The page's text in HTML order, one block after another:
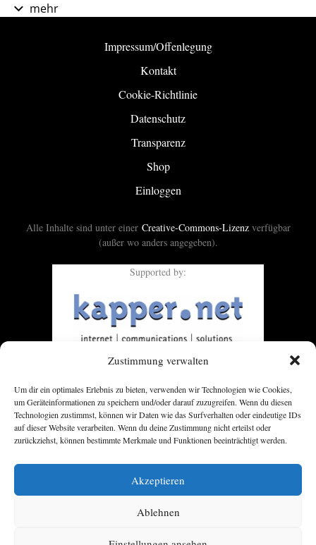
Zustimmung verwalten
Um dir ein optimales Erlebnis zu bieten, verwenden wir Technologien wie Cookies,
um Geräteinformationen zu speichern und/oder darauf zuzugreifen. Wenn du diesen
Technologien zustimmst, können wir Daten wie das Surfverhalten oder eindeutige IDs
auf dieser Website verarbeiten. Wenn du deine Zustimmung nicht erteilst oder
zurückziehst, können bestimmte Merkmale und Funktionen beeinträchtigt werden.
Akzeptieren
Ablehnen
mehr
Impressum/Offenlegung
Kontakt
Cookie-Richtlinie
Datenschutz
Transparenz
Shop
Einloggen
Alle Inhalte sind unter einer Creative-Commons-Lizenzverfügbar
(außer wo anders angegeben).
Supported by: